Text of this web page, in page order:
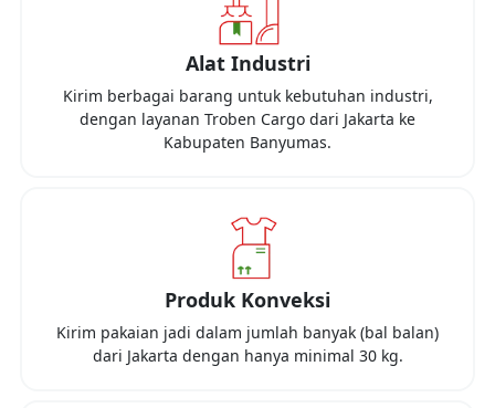
Alat Industri
Kirim berbagai barang untuk kebutuhan industri,
dengan layanan Troben Cargo dari Jakarta ke
Kabupaten Banyumas.
Produk Konveksi
Kirim pakaian jadi dalam jumlah banyak (bal balan)
dari Jakarta dengan hanya minimal 30 kg.